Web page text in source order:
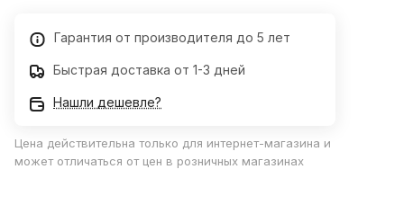
Гарантия от производителя до 5 лет
Быстрая доставка от 1-3 дней
Нашли дешевле?
Цена действительна только для интернет-магазина и
может отличаться от цен в розничных магазинах